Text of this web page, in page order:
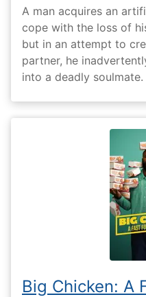
A man acquires an
cope with the loss of
but in an attempt to
partner, he
into a deadly soulmate.
Big Chicken: A